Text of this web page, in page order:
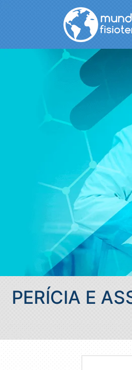
PERÍCIA E